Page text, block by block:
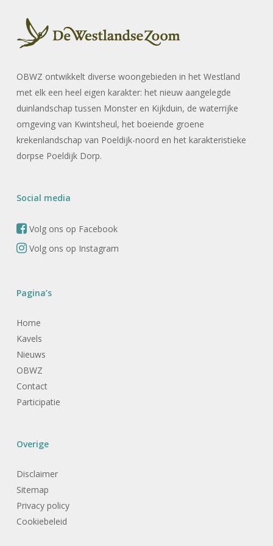
OBWZ ontwikkelt diverse woongebieden in het Westland
met elk een heel eigen karakter: het nieuw aangelegde
duinlandschap tussen Monster en Kijkduin, de waterrijke
omgeving van Kwintsheul, het boeiende groene
krekenlandschap van Poeldijk-noord en het karakteristieke
dorpse Poeldijk Dorp.
Social media
Volg ons op Facebook
Volg ons op Instagram
Pagina’s
Home
Kavels
Nieuws
OBWZ
Contact
Participatie
Overige
Disclaimer
Sitemap
Privacy policy
Cookiebeleid